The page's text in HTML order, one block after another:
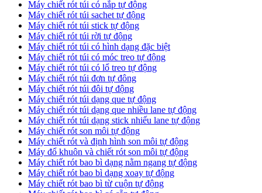
Máy chiết rót túi có nắp tự động
Máy chiết rót túi sachet tự động
Máy chiết rót túi stick tự động
Máy chiết rót túi rời tự động
Máy chiết rót túi có hình dạng đặc biệt
Máy chiết rót túi có móc treo tự động
Máy chiết rót túi có lổ treo tự động
Máy chiết rót túi đơn tự đông
Máy chiết rót túi đôi tự động
Máy chiết rót túi dạng que tự động
Máy chiết rót túi dạng que nhiều lane tự động
Máy chiết rót túi dạng stick nhiếu lane tự động
Máy chiết rót son môi tự động
Máy chiết rót và định hình son môi tự động
Máy đổ khuôn và chiết rót son môi tự động
Máy chiết rót bao bì dạng nằm ngang tự động
Máy chiết rót bao bì dạng xoay tự động
Máy chiết rót bao bì từ cuộn tự động